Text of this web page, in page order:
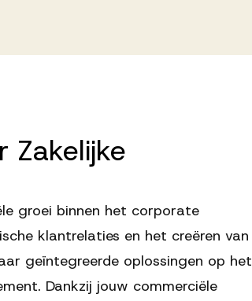
Zakelijke
groei binnen het corporate
klantrelaties en het creëren van
geïntegreerde oplossingen op het
Dankzij jouw commerciële